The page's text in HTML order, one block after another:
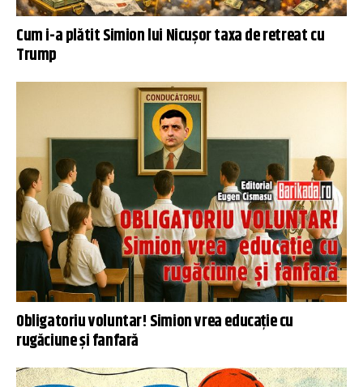
Cum i-a plătit Simion lui Nicușor taxa de retreat cu
Trump
Obligatoriu voluntar! Simion vrea educație cu
rugăciune și fanfară